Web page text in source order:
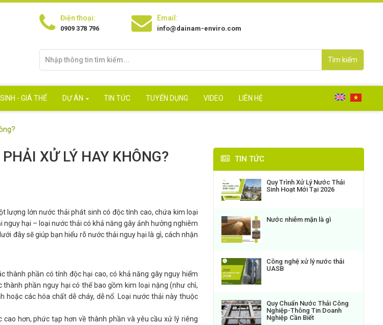
Điện thoại:
0909 378 796
Email:
info@dainam-enviro.com
Tìm kiếm
- GIÁ THỂ DỰ ÁN TIN TỨC TUYỂN DỤNG VIDEO LIÊN HỆ
XỬ LÝ HAY KHÔNG?
lượng lớn nước thải phát sinh có độc tính cao, chứa kim loại
hại – loại nước thải có khả năng gây ảnh hưởng nghiêm
đây sẽ giúp bạn hiểu rõ nước thải nguy hại là gì, cách nhận
thành phần có tính độc hại cao, có khả năng gây nguy hiểm
phần nguy hại có thể bao gồm kim loại nặng (như chì,
các hóa chất dễ cháy, dễ nổ. Loại nước thải này thuộc
hơn, phức tạp hơn về thành phần và yêu cầu xử lý riêng
TIN TỨC
Quy Trình Xử Lý Nước Thải
Sinh Hoạt Mới Tại 2026
Nước nhiễm mặn là gì
Công nghệ xử lý nước thải
UASB
Quy Chuẩn Nước Thải Công
Nghiệp-Thông Tin Doanh
Nghiệp Cần Biết